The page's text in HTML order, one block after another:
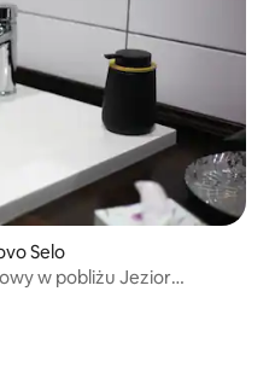
Selo
w pobliżu Jezior